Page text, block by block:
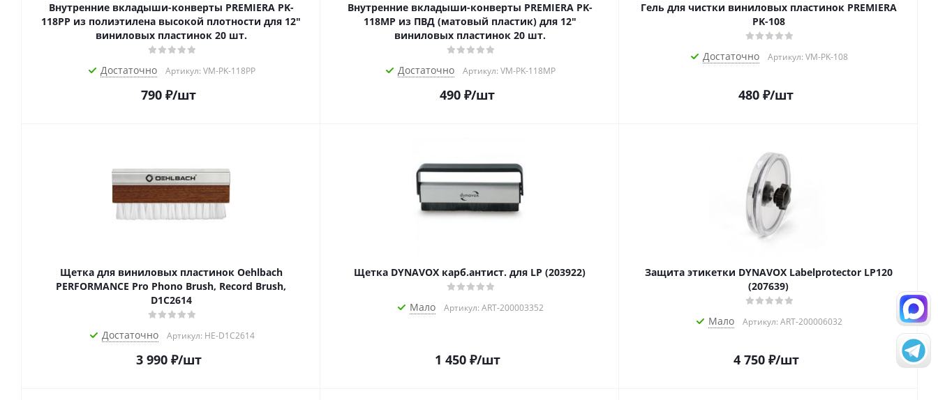
Внутренние вкладыши-конверты PREMIERA PK-
118PP из полиэтилена высокой плотности для 12"
виниловых пластинок 20 шт.
Достаточно Артикул: VM-PK-118PP
790 ₽/шт
Внутренние вкладыши-конверты PREMIERA PK-
118MP из ПВД (матовый пластик) для 12"
виниловых пластинок 20 шт.
Достаточно Артикул: VM-PK-118MP
490 ₽/шт
Гель для чистки виниловых пластинок PREMIERA
PK-108
Достаточно Артикул: VM-PK-108
480 ₽/шт
Щетка для виниловых пластинок Oehlbach
PERFORMANCE Pro Phono Brush, Record Brush,
D1C2614
Достаточно Артикул: HE-D1C2614
3 990₽/шт
Щетка DYNAVOX карб.антист. для LP (203922)
Мало Артикул: ART-200003352
1 450₽/шт
Защита этикетки DYNAVOX Labelprotector LP120
(207639)
Мало Артикул: ART-200006032
4 750₽/шт